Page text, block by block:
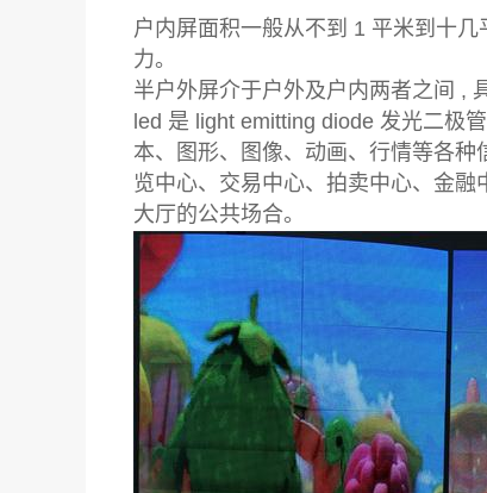
户内屏面积一般从不到 1 平米到十
力。
半户外屏介于户外及户内两者之间 ,
led 是 light emitting diode 发光二极
本、图形、图像、动画、行情等各
览中心、交易中心、拍卖中心、金
大厅的公共场合。